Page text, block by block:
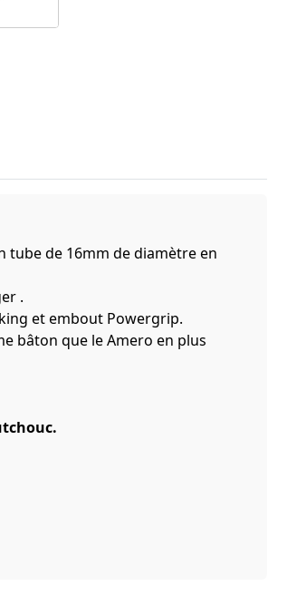
tube de 16mm de diamètre en
.
et embout Powergrip.
bâton que le Amero en plus